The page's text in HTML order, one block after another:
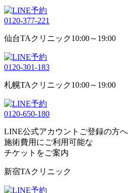
0120-377-221
仙台TAクリニック10:00～19:00
0120-301-183
札幌TAクリニック10:00～19:00
0120-650-180
LINE公式アカウントご登録の方へ
施術費用にご利用可能な
チケット をご案内
新宿TAクリニック